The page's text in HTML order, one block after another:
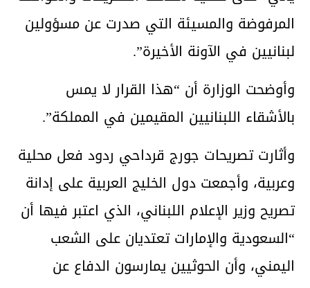
المرفوضة والمسيئة التي صدرت عن مسؤولين
لبنانيين في الآونة الأخيرة”.
وأوضحت الوزارة أن “هذا القرار لا يمس
بالأشقاء اللبنانيين المقيمين في المملكة”.
وأثارت تصريحات جورج قرداحي ردود فعل محلية
وعربية، وأجمعت دول الخليج العربية على إدانة
تصريح وزير الإعلام اللبناني، الذي اعتبر فيها أن
“السعودية والإمارات تعتديان على الشعب
اليمني، وأن الحوثيين يمارسون الدفاع عن